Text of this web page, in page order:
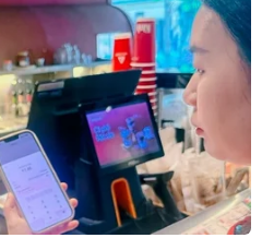
VIỆT NAM
DUẨN
THỊ TÁM, KHÚC THANH